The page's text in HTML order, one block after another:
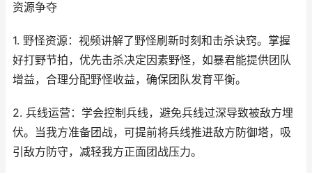
资源争夺
1. 野怪资源：视频讲解了野怪刷新时刻和击杀诀窍。掌握
好打野节拍，优先击杀决定因素野怪，如暴君能提供团队
增益，合理分配野怪收益，确保团队发育平衡。
2. 兵线运营：学会控制兵线，避免兵线过深导致被敌方埋
伏。当我方准备团战，可提前将兵线推进敌方防御塔，吸
引敌方防守，减轻我方正面团战压力。